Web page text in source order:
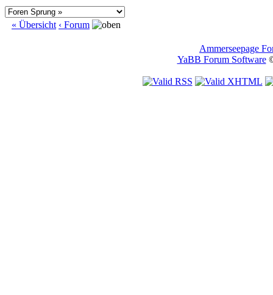
« Übersicht ‹ Forum
Ammerseepage
YaBB Forum Software©